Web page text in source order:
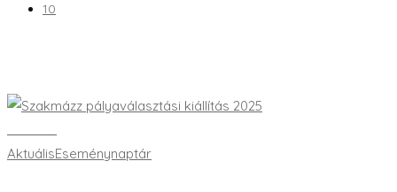
10
AktuálisEseménynaptár